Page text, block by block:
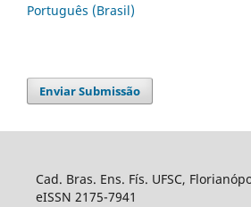
Português (Brasil)
Enviar Submissão
Cad. Bras. Ens. Fís. UFSC,
eISSN 2175-7941